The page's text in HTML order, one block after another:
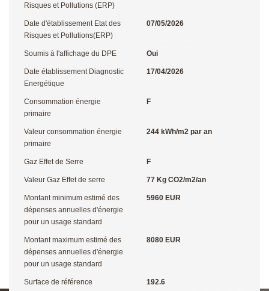
Risques et Pollutions (ERP)
Date d'établissement Etat des
Risques et Pollutions(ERP)
07/05/2026
Soumis à l'affichage du DPE Oui
Date établissement Diagnostic
Energétique
17/04/2026
Consommation énergie
primaire
F
Valeur consommation énergie
primaire
244 kWh/m2 par an
Gaz Effet de Serre F
Valeur Gaz Effet de serre 77 Kg CO2/m2/an
Montant minimum estimé des
dépenses annuelles d'énergie
pour un usage standard
5960 EUR
Montant maximum estimé des
dépenses annuelles d'énergie
pour un usage standard
8080 EUR
Surface de référence 192.6